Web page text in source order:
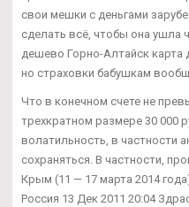
свои мешки с деньгами
сделать всё, чтобы она ушла
дешево Горно-Алтайск карта
но страховки бабушкам
Что в конечном счете не
трехкратном размере 30 000
волатильность, в частности
сохраняться. В частности,
Крым (11 — 17 марта 2014
Россия 13 Дек 2011 20:04